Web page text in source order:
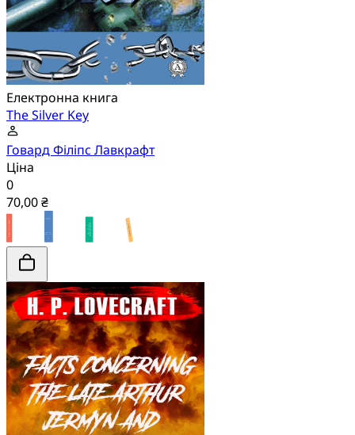
Електронна книга
The Silver Key
Говард Філіпс Лавкрафт
Ціна
0
70,00 ₴